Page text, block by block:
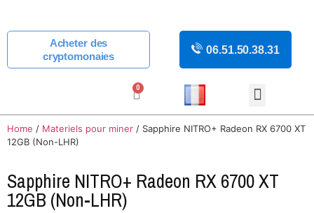
Acheter des
cryptomonaies
06.51.50.38.31
0
Home / Materiels pour miner / Sapphire NITRO+ Radeon RX 6700 XT
12GB (Non-LHR)
Sapphire NITRO+ Radeon RX 6700 XT
12GB (Non-LHR)